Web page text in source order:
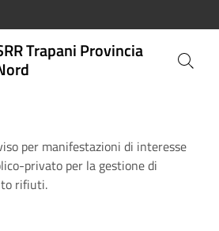
Trapani Provincia
per manifestazioni di interesse
privato per la gestione di
rifiuti.